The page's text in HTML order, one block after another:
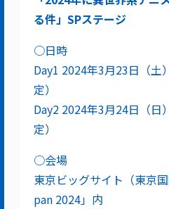
る件」 SPステージ
○日時
Day1 2024年3月23日（土
定）
Day2 2024年3月24日（日
定）
○会場
東京ビッグサイト（東京
pan 2024」内